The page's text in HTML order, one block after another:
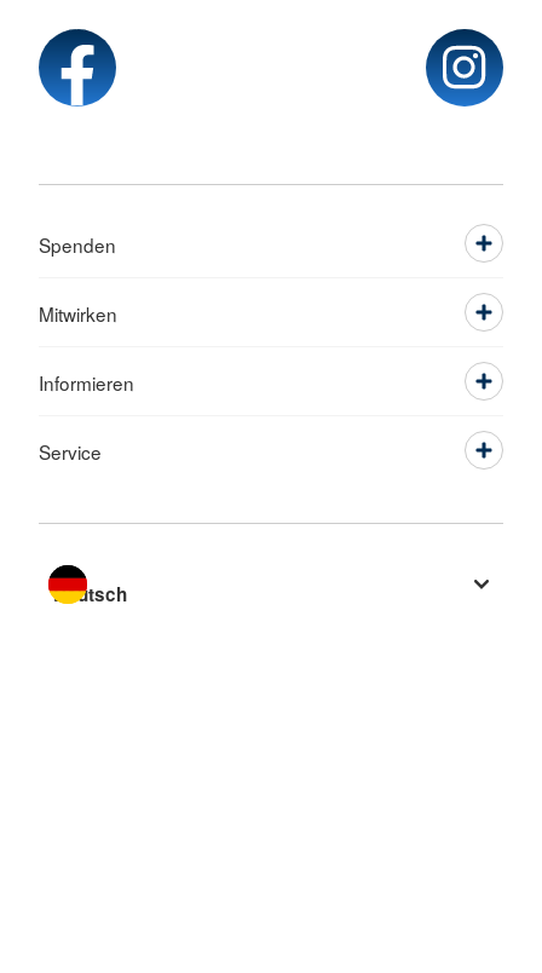
Spenden
Mitwirken
Informieren
Service
Sprache wechseln zu